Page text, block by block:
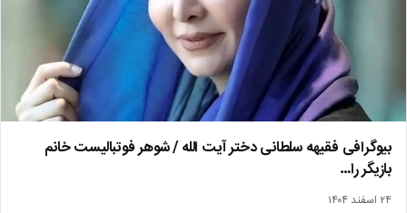
بیوگرافی فقیهه سلطانی دختر آیت الله / شوهر فوتبالیست خانم
بازیگر را…
۲۴ اسفند ۱۴۰۴